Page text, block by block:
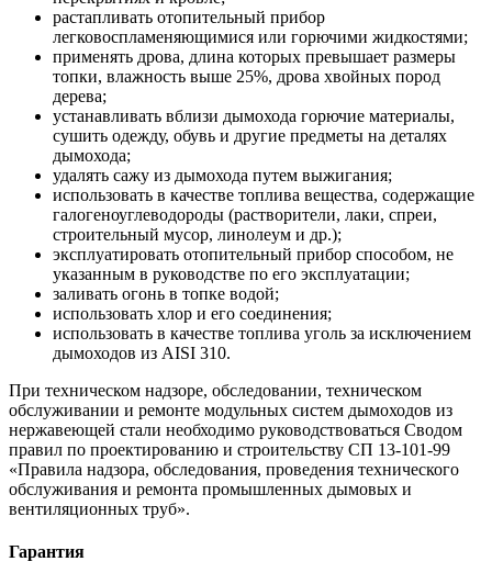
растапливать отопительный прибор
легковоспламеняющимися или горючими жидкостями;
применять дрова, длина которых превышает размеры
топки, влажность выше 25%, дрова хвойных пород
дерева;
устанавливать вблизи дымохода горючие материалы,
сушить одежду, обувь и другие предметы на деталях
дымохода;
удалять сажу из дымохода путем выжигания;
использовать в качестве топлива вещества, содержащие
галогеноуглеводороды (растворители, лаки, спреи,
строительный мусор, линолеум и др.);
эксплуатировать отопительный прибор способом, не
указанным в руководстве по его эксплуатации;
заливать огонь в топке водой;
использовать хлор и его соединения;
использовать в качестве топлива уголь за исключением
дымоходов из AISI 310.
При техническом надзоре, обследовании, техническом
обслуживании и ремонте модульных систем дымоходов из
нержавеющей стали необходимо руководствоваться Сводом
правил по проектированию и строительству СП 13-101-99
«Правила надзора, обследования, проведения технического
обслуживания и ремонта промышленных дымовых и
вентиляционных труб».
Гарантия